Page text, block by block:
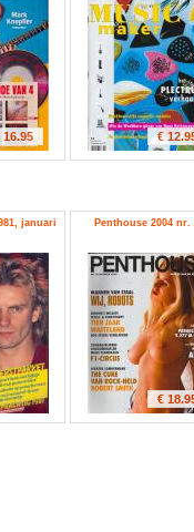
16.95 €
januari Penthouse 2004 nr.
€